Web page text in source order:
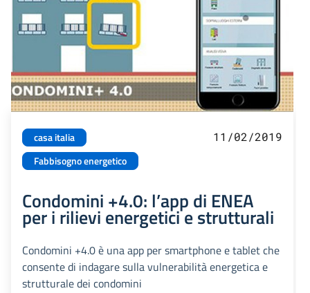
casa italia
Fabbisogno energetico
11/02/2019
Condomini +4.0: l’app di ENEA
per i rilievi energetici e strutturali
Condomini +4.0 è una app per smartphone e tablet che
consente di indagare sulla vulnerabilità energetica e
strutturale dei condomini